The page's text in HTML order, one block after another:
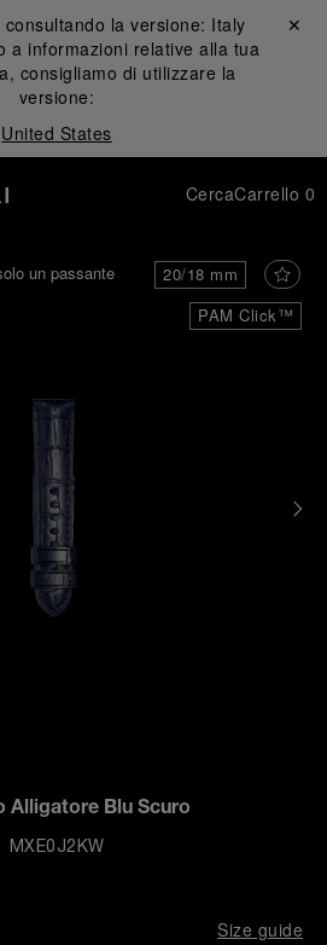
la versione: Italy
a informazioni relative alla tua
consigliamo di utilizzare la
versione:
United States
Chiudi ✕
CercaCarrello 0
PAM Click™
20/18 mm
un passante
Alligatore Blu Scuro
MXE0J2KW
Size guide